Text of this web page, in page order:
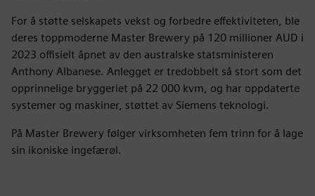
For å støtte selskapets vekst og forbedre effektiviteten, ble
deres toppmoderne Master Brewery på 120 millioner AUD i
2023 offisielt åpnet av den australske statsministeren
Anthony Albanese. Anlegget er tredobbelt så stort som det
opprinnelige bryggeriet på 22 000 kvm, og har oppdaterte
systemer og maskiner, støttet av Siemens teknologi.
På Master Brewery følger virksomheten fem trinn for å lage
sin ikoniske ingefærøl.